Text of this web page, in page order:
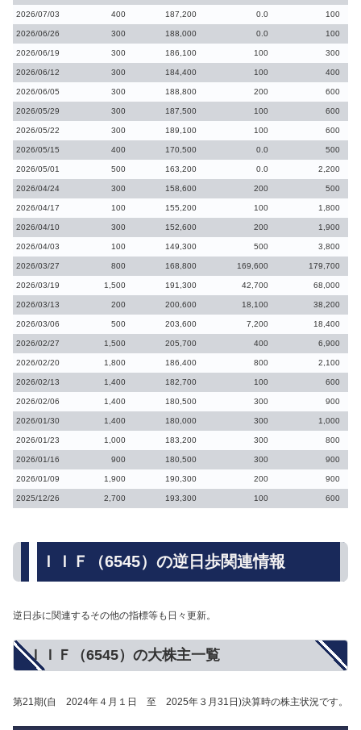
2026/07/03 400 187,200 0.0 100
2026/06/26 300 188,000 0.0 100
2026/06/19 300 186,100 100 300
2026/06/12 300 184,400 100 400
2026/06/05 300 188,800 200 600
2026/05/29 300 187,500 100 600
2026/05/22 300 189,100 100 600
2026/05/15 400 170,500 0.0 500
2026/05/01 500 163,200 0.0 2,200
2026/04/24 300 158,600 200 500
2026/04/17 100 155,200 100 1,800
2026/04/10 300 152,600 200 1,900
2026/04/03 100 149,300 500 3,800
2026/03/27 800 168,800 169,600 179,700
2026/03/19 1,500 191,300 42,700 68,000
2026/03/13 200 200,600 18,100 38,200
2026/03/06 500 203,600 7,200 18,400
2026/02/27 1,500 205,700 400 6,900
2026/02/20 1,800 186,400 800 2,100
2026/02/13 1,400 182,700 100 600
2026/02/06 1,400 180,500 300 900
2026/01/30 1,400 180,000 300 1,000
2026/01/23 1,000 183,200 300 800
2026/01/16 900 180,500 300 900
2026/01/09 1,900 190,300 200 900
2025/12/26 2,700 193,300 100 600
ＩＩＦ（6545）の逆日歩関連情報
逆日歩に関連するその他の指標等も日々更新。
ＩＩＦ（6545）の大株主一覧
第21期(自 2024年４月１日 至 2025年３月31日)決算時の株主状況です。